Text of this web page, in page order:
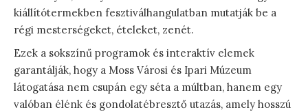
kiállítótermekben fesztiválhangulatban mutatják be a
régi mesterségeket, ételeket, zenét.
Ezek a sokszínű programok és interaktív elemek
garantálják, hogy a Moss Városi és Ipari Múzeum
látogatása nem csupán egy séta a múltban, hanem egy
valóban élénk és gondolatébresztő utazás, amely hosszú